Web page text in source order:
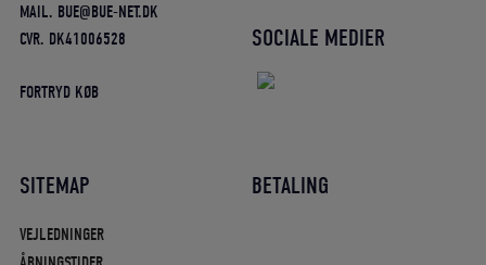
MAIL. BUE@BUE-NET.DK
CVR. DK41006528
FORTRYD KØB
SOCIALE MEDIER
SITEMAP
VEJLEDNINGER
BETALING